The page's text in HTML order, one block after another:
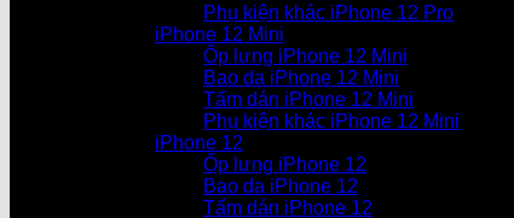
Phụ kiện khác iPhone 12 Pro
iPhone 12 Mini
Ốp lưng iPhone 12 Mini
Bao da iPhone 12 Mini
Tấm dán iPhone 12 Mini
Phụ kiện khác iPhone 12 Mini
iPhone 12
Ốp lưng iPhone 12
Bao da iPhone 12
Tấm dán iPhone 12